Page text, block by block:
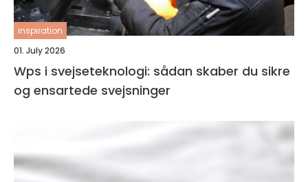
inspiration
01. July 2026
Wps i svejseteknologi: sådan skaber du sikre
og ensartede svejsninger